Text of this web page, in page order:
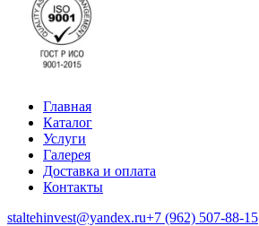
Главная
Каталог
Услуги
Галерея
Доставка и оплата
Контакты
staltehinvest@yandex.ru+7 (962) 507-88-15